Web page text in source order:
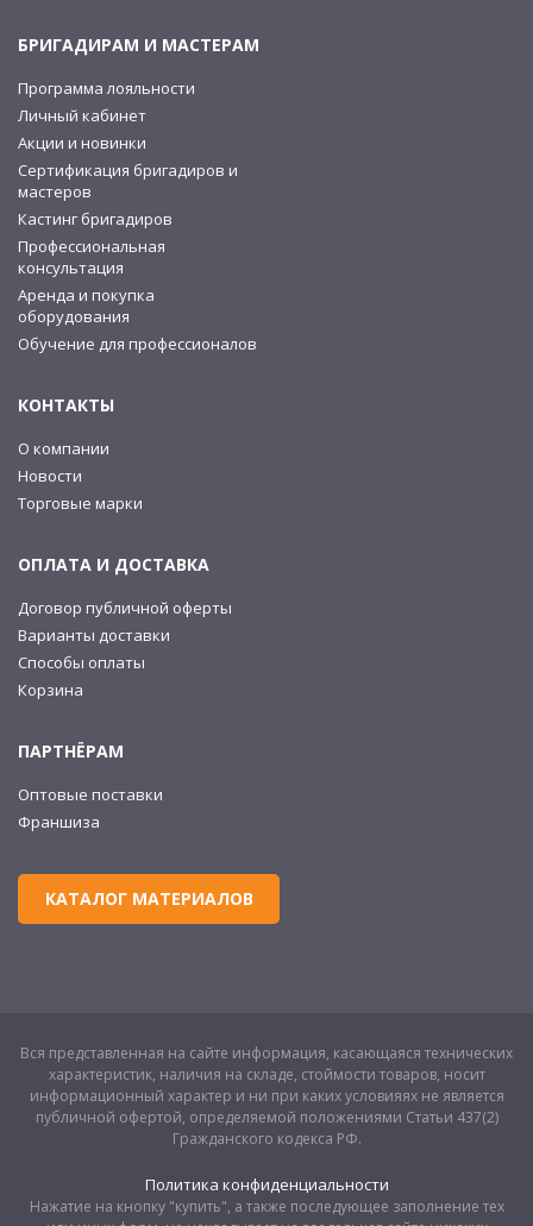
БРИГАДИРАМ И МАСТЕРАМ
Программа лояльности
Личный кабинет
Акции и новинки
Сертификация бригадиров и
мастеров
Кастинг бригадиров
Профессиональная
консультация
Аренда и покупка
оборудования
Обучение для профессионалов
КОНТАКТЫ
О компании
Новости
Торговые марки
ОПЛАТА И ДОСТАВКА
Договор публичной оферты
Варианты доставки
Способы оплаты
Корзина
ПАРТНЁРАМ
Оптовые поставки
Франшиза
КАТАЛОГ МАТЕРИАЛОВ
Вся представленная на сайте информация, касающаяся технических
характеристик, наличия на складе, стоймости товаров, носит
информационный характер и ни при каких условияях не является
публичной офертой, определяемой положениями Статьи 437(2)
Гражданского кодекса РФ.
Политика конфиденциальности
Нажатие на кнопку "купить", а также последующее заполнение тех